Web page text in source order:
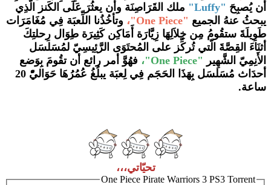
أن يُصبِحَ "Luffy"
ملك القَرَاصِنَة وأن يعثُرَ عَلَى الكَنز الّذِي
يبحثُ عنهُ الجميع "One Piece"،
وتأخُذُنا اللِّعبَة فِي مُغَامَرَات
طَوِيلَةَ ستقُومُ مِن خِلاَلِهَا زِيَّارَة أَمَاكِن كَثِيرَة طِوَال رِحلتِكَ
أثنَاءَ القِصَّةَ الّتي تُركِّز على المُحتَوَى الرَّئِيسِيّ لمُسَلسَل
الأَنِمِيّ الشَّهِير "One Piece"،
فهُوَّ أمر رائع أن تقُومَ بِوَضع
أحدَاث مُسَلسَل بِهَذَا الحَجَم فِي لِعبَة يبلُغُ عُمُرُهَا حَوَاليّْ 20
ساعة.
تحيّاتي،،،
One Piece Pirate Warriors 3 PS3 Torrent